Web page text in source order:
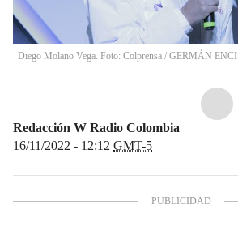
Diego Molano Vega. Foto: Colprensa / GERMÁN
Redacción W Radio Colombia
16/11/2022 - 12:12 GMT-5